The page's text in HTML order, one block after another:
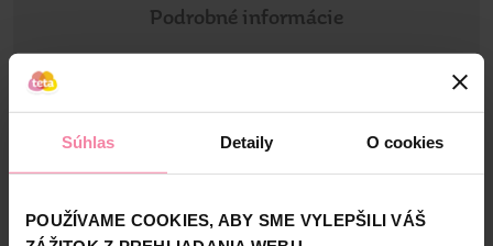
Súhlas Detaily O cookies
POUŽÍVAME COOKIES, ABY SME VYLEPŠILI VÁŠ
Podrobné informácie
Informácie o výrobku
Hľadáte stylingový produkt, ktorý poskytuje silnú fixáciu?
Alebo potrebujete jemné, flexibilné riešenie? A prečo nie
fixáciu, ale je jemný ako kašmír! S ľahkým dotykom tohto
stylingového luxusu budete vyzerať tak dobre, ako dobre sa